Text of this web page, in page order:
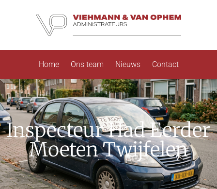
Home Ons team Nieuws Contact
Inspecteur Had Eerder
Moeten Twijfelen